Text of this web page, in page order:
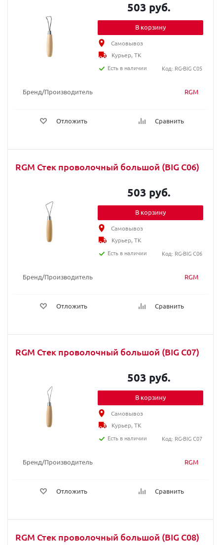
Бренд/Производитель RGM
Отложить Сравнить
503 руб.
В корзину
Самовывоз
Курьер, ТК
Есть в наличии
Код: RG-BIG C05
RGM Стек проволочный большой (BIG C06)
Бренд/Производитель RGM
Отложить Сравнить
503 руб.
В корзину
Самовывоз
Курьер, ТК
Есть в наличии
Код: RG-BIG C06
RGM Стек проволочный большой (BIG C07)
Бренд/Производитель RGM
Отложить Сравнить
503 руб.
В корзину
Самовывоз
Курьер, ТК
Есть в наличии
Код: RG-BIG C07
RGM Стек проволочный большой (BIG C08)